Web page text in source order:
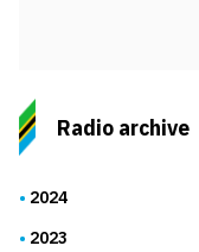
Radio archive
2024
2023